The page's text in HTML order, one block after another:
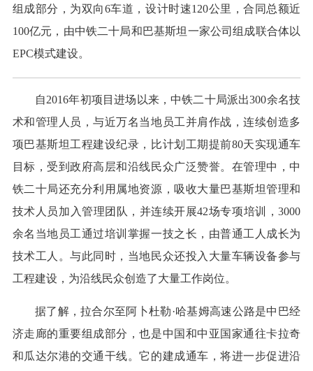
组成部分，为双向6车道，设计时速120公里，合同总额近
100亿元，由中铁二十局和巴基斯坦一家公司组成联合体以
EPC模式建设。
自2016年初项目进场以来，中铁二十局派出300余名技
术和管理人员，与近万名当地员工并肩作战，连续创造多
项巴基斯坦工程建设纪录，比计划工期提前80天实现通车
目标，受到政府高层和沿线民众广泛赞誉。在管理中，中
铁二十局还充分利用属地资源，吸收大量巴基斯坦管理和
技术人员加入管理团队，并连续开展42场专项培训，3000
余名当地员工通过培训掌握一技之长，由普通工人成长为
技术工人。与此同时，当地民众还投入大量车辆设备参与
工程建设，为沿线民众创造了大量工作岗位。
据了解，拉合尔至阿卜杜勒·哈基姆高速公路是中巴经
济走廊的重要组成部分，也是中国和中亚国家通往卡拉奇
和瓜达尔港的交通干线。它的建成通车，将进一步促进沿